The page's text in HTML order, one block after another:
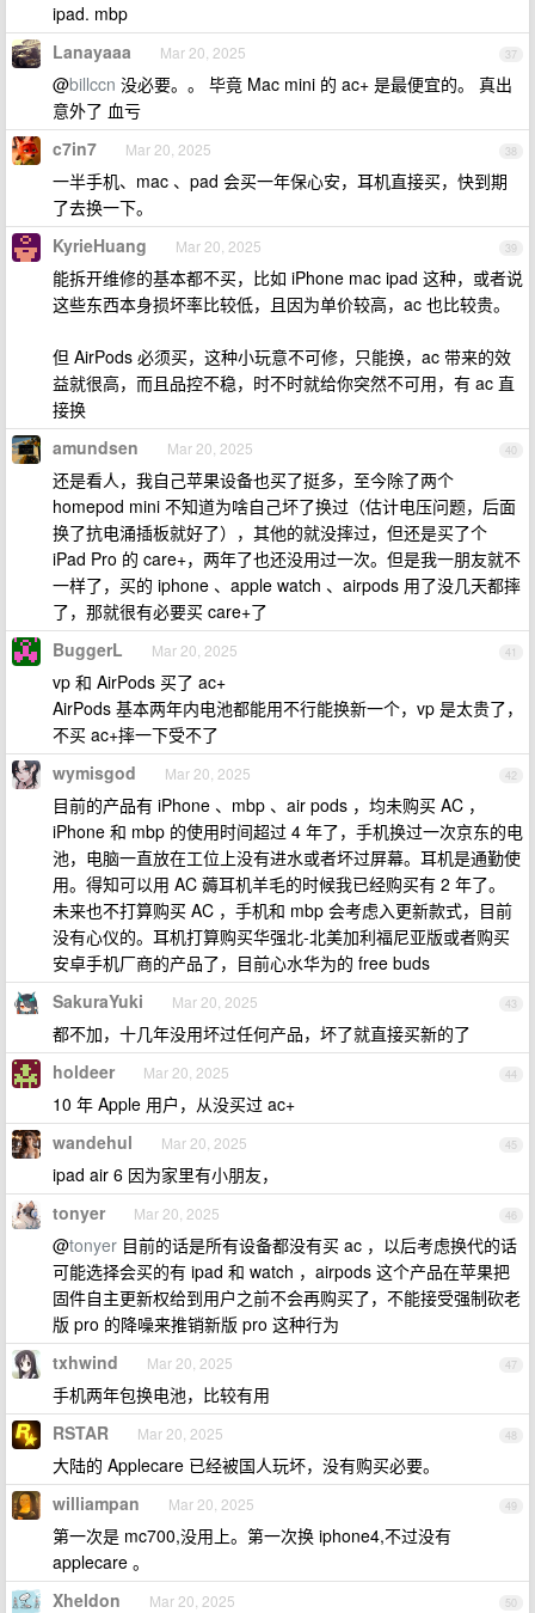
ipad. mbp
37
Lanayaaa Mar 20, 2025
@billccn 没必要。。 毕竟 Mac mini 的 ac+ 是最便宜的。 真出
意外了 血亏
38
c7in7 Mar 20, 2025
一半手机、mac 、pad 会买一年保心安，耳机直接买，快到期
了去换一下。
39
KyrieHuang Mar 20, 2025
能拆开维修的基本都不买，比如 iPhone mac ipad 这种，或者说
这些东西本身损坏率比较低，且因为单价较高，ac 也比较贵。
但 AirPods 必须买，这种小玩意不可修，只能换，ac 带来的效
益就很高，而且品控不稳，时不时就给你突然不可用，有 ac 直
接换
40
amundsen Mar 20, 2025
还是看人，我自己苹果设备也买了挺多，至今除了两个
homepod mini 不知道为啥自己坏了换过（估计电压问题，后面
换了抗电涌插板就好了），其他的就没摔过，但还是买了个
iPad Pro 的 care+，两年了也还没用过一次。但是我一朋友就不
一样了，买的 iphone 、apple watch 、airpods 用了没几天都摔
了，那就很有必要买 care+了
41
BuggerL Mar 20, 2025
vp 和 AirPods 买了 ac+
AirPods 基本两年内电池都能用不行能换新一个，vp 是太贵了，
不买 ac+摔一下受不了
42
wymisgod Mar 20, 2025
目前的产品有 iPhone 、mbp 、air pods ，均未购买 AC ，
iPhone 和 mbp 的使用时间超过 4 年了，手机换过一次京东的电
池，电脑一直放在工位上没有进水或者坏过屏幕。耳机是通勤使
用。得知可以用 AC 薅耳机羊毛的时候我已经购买有 2 年了。
未来也不打算购买 AC ，手机和 mbp 会考虑入更新款式，目前
没有心仪的。耳机打算购买华强北-北美加利福尼亚版或者购买
安卓手机厂商的产品了，目前心水华为的 free buds
43
SakuraYuki Mar 20, 2025
都不加，十几年没用坏过任何产品，坏了就直接买新的了
44
holdeer Mar 20, 2025
10 年 Apple 用户，从没买过 ac+
45
wandehul Mar 20, 2025
ipad air 6 因为家里有小朋友，
46
tonyer Mar 20, 2025
@tonyer 目前的话是所有设备都没有买 ac ，以后考虑换代的话
可能选择会买的有 ipad 和 watch ，airpods 这个产品在苹果把
固件自主更新权给到用户之前不会再购买了，不能接受强制砍老
版 pro 的降噪来推销新版 pro 这种行为
47
txhwind Mar 20, 2025
手机两年包换电池，比较有用
48
RSTAR Mar 20, 2025
大陆的 Applecare 已经被国人玩坏，没有购买必要。
49
williampan Mar 20, 2025
第一次是 mc700,没用上。第一次换 iphone4,不过没有
applecare 。
50
Xheldon Mar 20, 2025